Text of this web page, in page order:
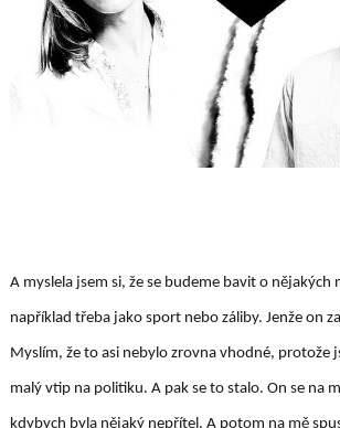
A myslela jsem si, že se budeme bavit o nějakých
například třeba jako sport nebo záliby. Jenže on
Myslím, že to asi nebylo zrovna vhodné, protože
malý vtip na politiku. A pak se to stalo. On se na
kdybych byla nějaký nepřítel. A potom na mě